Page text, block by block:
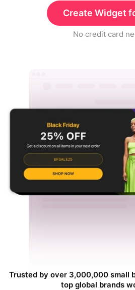
Create Widget
No credit card
Trusted by over 3,000,000 small
top global brands